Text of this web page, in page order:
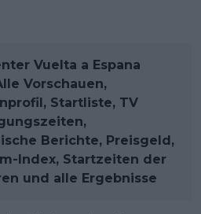
Vuelta a Espana
Vorschauen,
Startliste, TV
Berichte, Preisgeld,
Index, Startzeiten der
und alle Ergebnisse